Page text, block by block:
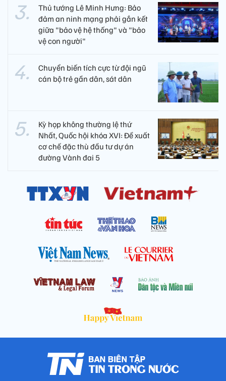
Thủ tướng Lê Minh Hưng: Bảo
đảm an ninh mạng phải gắn kết
giữa "bảo vệ hệ thống" và "bảo
vệ con người"
Chuyển biến tích cực từ đội ngũ
cán bộ trẻ gần dân, sát dân
Kỳ họp không thường lệ thứ
Nhất, Quốc hội khóa XVI: Đề xuất
cơ chế đặc thù đầu tư dự án
đường Vành đai 5